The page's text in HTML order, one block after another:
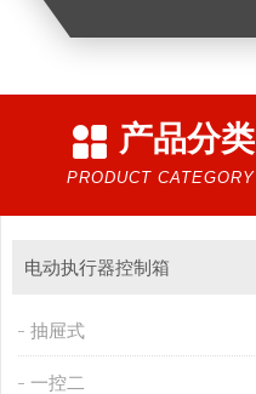
产品分类
PRODUCT CATEGORY
电动执行器控制箱
抽屉式
一控二